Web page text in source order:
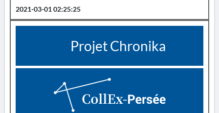
2021-03-01 02:25:25
Projet Chronika